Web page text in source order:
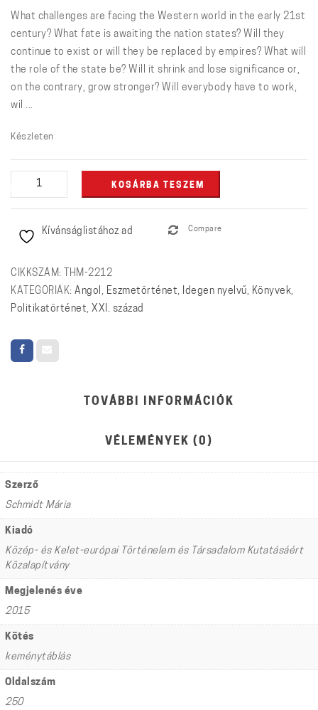
What challenges are facing the Western world in the early 21st
century? What fate is awaiting the nation states? Will they
continue to exist or will they be replaced by empires? What will
the role of the state be? Will it shrink and lose significance or,
on the contrary, grow stronger? Will everybody have to work,
wil ...
Készleten
Is
on
Western
Front:
Essay
mennyiség
KOSÁRBA TESZEM
Kívánságlistához ad Compare
CIKKSZÁM:
THM-2212
KATEGÓRIÁK: Angol , Eszmetörténet, Idegen nyelvű, Könyvek,
Politikatörténet, XXI. század
TOVÁBBI INFORMÁCIÓK
VÉLEMÉNYEK (0)
Szerző
Schmidt Mária
Kiadó
Közép- és Kelet-európai Történelem és Társadalom Kutatásáért
Közalapítvány
Megjelenés éve
2015
Kötés
keménytáblás
Oldalszám
250